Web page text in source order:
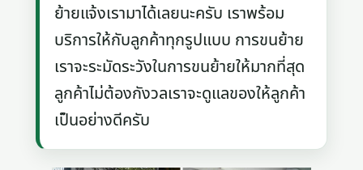
ย้ายแจ้งเรามาได้เลยนะครับ เราพร้อม
บริการให้กับลูกค้าทุกรูปแบบ การขนย้าย
เราจะระมัดระวังในการขนย้ายให้มากที่สุด
ลูกค้าไม่ต้องกังวลเราจะดูแลของให้ลูกค้า
เป็นอย่างดีครับ